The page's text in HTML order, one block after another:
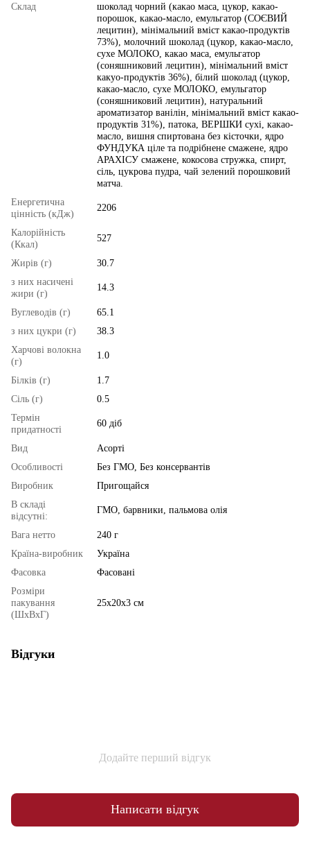
Склад
шоколад чорний (какао маса, цукор, какао-
порошок, какао-масло, емульгатор (СОЄВИЙ
лецитин), мінімальний вміст какао-продуктів
73%), молочний шоколад (цукор, какао-масло,
сухе МОЛОКО, какао маса, емульгатор
(соняшниковий лецитин), мінімальний вміст
какуо-продуктів 36%), білий шоколад (цукор,
какао-масло, сухе МОЛОКО, емульгатор
(соняшниковий лецитин), натуральний
ароматизатор ванілін, мінімальний вміст какао-
продуктів 31%), патока, ВЕРШКИ сухі, какао-
масло, вишня спиртована без кісточки, ядро
ФУНДУКА ціле та подрібнене смажене, ядро
АРАХІСУ смажене, кокосова стружка, спирт,
сіль, цукрова пудра, чай зелений порошковий
матча.
Енергетична
цінність (кДж)
2206
Калорійність
(Ккал)
527
Жирів (г)
30.7
з них насичені
жири (г)
14.3
Вуглеводів (г)
65.1
з них цукри (г)
38.3
Харчові волокна
(г)
1.0
Білків (г)
1.7
Сіль (г)
0.5
Термін
придатності
60 діб
Вид
Асорті
Особливості
Без ГМО, Без консервантів
Виробник
Пригощайся
В складі
відсутні:
ГМО, барвники, пальмова олія
Вага нетто
240 г
Країна-виробник
Україна
Фасовка
Фасовані
Розміри
пакування
(ШхВхГ)
25х20х3 см
Відгуки
Додайте перший відгук
Написати відгук